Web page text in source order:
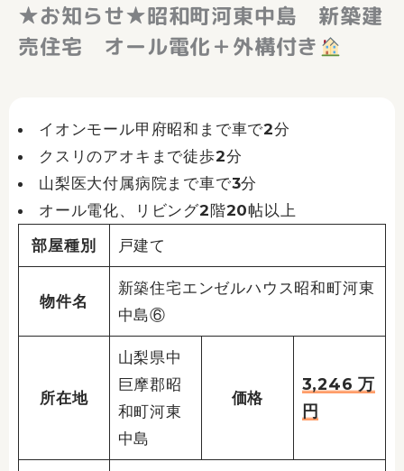
★お知らせ★昭和町河東中島 新築建
売住宅 オール電化＋外構付き
イオンモール甲府昭和まで車で2分
クスリのアオキまで徒歩2分
山梨医大付属病院まで車で3分
オール電化、リビング2階20帖以上
部屋種別
戸建て
物件名
新築住宅エンゼルハウス昭和町河東
中島⑥
所在地
山梨県中
巨摩郡昭
和町河東
中島
価格
3,246万
円